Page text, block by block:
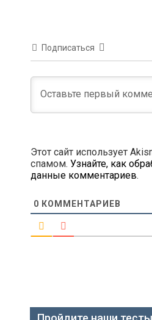
Подписаться
Этот сайт использует
спамом. Узнайте, как
данные комментариев.
0 КОММЕНТАРИЕВ